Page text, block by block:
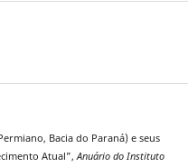
Bacia do Paraná) e seus
Atual”,Anuário do Instituto